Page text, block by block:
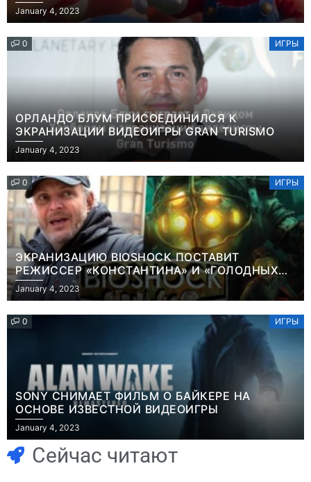
January 4, 2023
0 ИГРЫ
ОРЛАНДО БЛУМ ПРИСОЕДИНИЛСЯ К
ЭКРАНИЗАЦИИ ВИДЕОИГРЫ GRAN TURISMO
January 4, 2023
0 ИГРЫ
ЭКРАНИЗАЦИЮ BIOSHOCK ПОСТАВИТ
РЕЖИССЕР «КОНСТАНТИНА» И «ГОЛОДНЫХ
ИГР»
January 4, 2023
0 ИГРЫ
SONY СНИМАЕТ ФИЛЬМ О БАЙКЕРЕ НА
ОСНОВЕ ИЗВЕСТНОЙ ВИДЕОИГРЫ
January 4, 2023
Сейчас читают
Игры
Новичок-геймер
Голливуд
скупает